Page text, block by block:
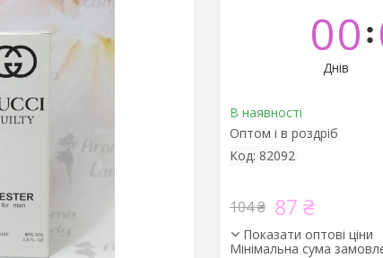
00
Днів
В наявності
Оптом і в роздріб
Код: 82092
104 ₴ 87 ₴
Показати оптові ціни
Мінімальна сума